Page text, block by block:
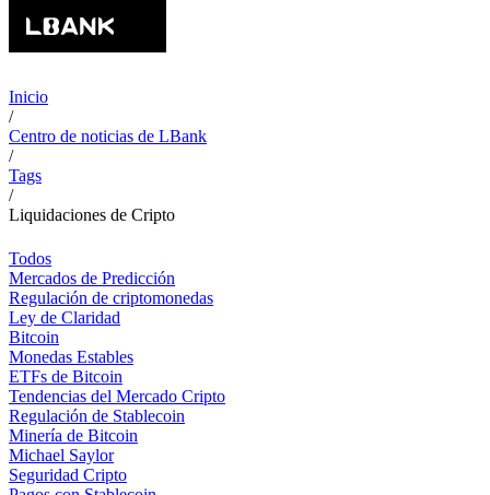
Inicio
/
Centro de noticias de LBank
/
Tags
/
Liquidaciones de Cripto
Todos
Mercados de Predicción
Regulación de criptomonedas
Ley de Claridad
Bitcoin
Monedas Estables
ETFs de Bitcoin
Tendencias del Mercado Cripto
Regulación de Stablecoin
Minería de Bitcoin
Michael Saylor
Seguridad Cripto